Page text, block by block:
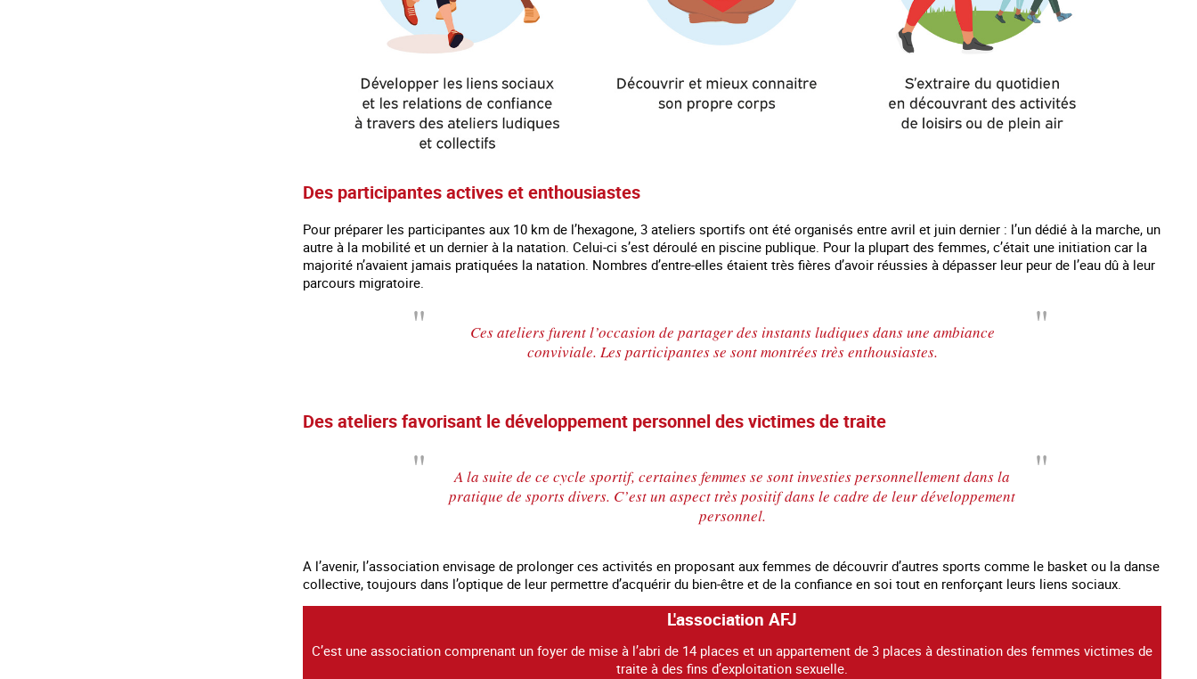
Des participantes actives et enthousiastes
Pour préparer les participantes aux 10 km de l’hexagone, 3 ateliers sportifs ont été organisés entre avril et juin dernier : l’un dédié à la marche, un
autre à la mobilité et un dernier à la natation. Celui-ci s’est déroulé en piscine publique. Pour la plupart des femmes, c’était une initiation car la
majorité n’avaient jamais pratiquées la natation. Nombres d’entre-elles étaient très fières d’avoir réussies à dépasser leur peur de l’eau dû à leur
parcours migratoire.
Ces ateliers furent l’occasion de partager des instants ludiques dans une ambiance
conviviale. Les participantes se sont montrées très enthousiastes.
Des ateliers favorisant le développement personnel des victimes de traite
A la suite de ce cycle sportif, certaines femmes se sont investies personnellement dans la
pratique de sports divers. C’est un aspect très positif dans le cadre de leur développement
personnel.
A l’avenir, l’association envisage de prolonger ces activités en proposant aux femmes de découvrir d’autres sports comme le basket ou la danse
collective, toujours dans l’optique de leur permettre d’acquérir du bien-être et de la confiance en soi tout en renforçant leurs liens sociaux.
L'association AFJ
C’est une association comprenant un foyer de mise à l’abri de 14 places et un appartement de 3 places à destination des femmes victimes de
traite à des fins d’exploitation sexuelle.